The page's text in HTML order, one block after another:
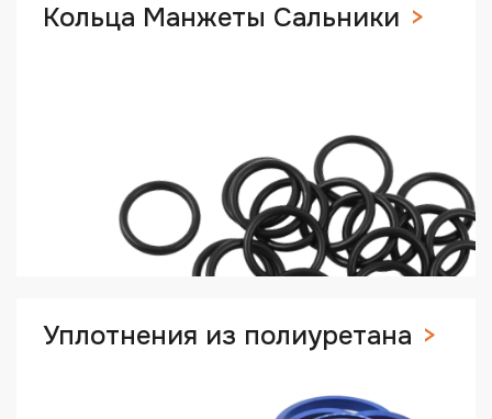
Кольца Манжеты Сальники
Уплотнения из полиуретана